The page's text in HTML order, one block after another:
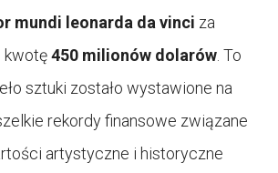
mundi leonarda da vinci za
kwotę450 milionów dolarów . To
sztuki zostało wystawione na
rekordy finansowe związane
artystyczne i historyczne